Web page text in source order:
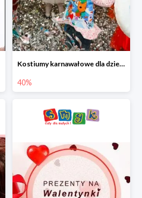
Kostiumy karnawałowe dla dzieci w Smyku do -40%
40%